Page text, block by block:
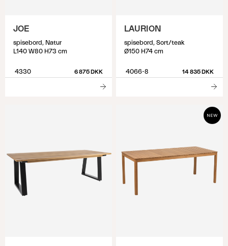
JOE
spisebord, Natur
L140 W80 H73 cm
4330 6 875 DKK
LAURION
spisebord, Sort/teak
Ø150 H74 cm
4066-8 14 835 DKK